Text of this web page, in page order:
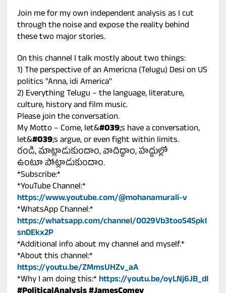
Join me for my own independent analysis as I cut
through the noise and expose the reality behind
these two major stories.
On this channel I talk mostly about two things:
1) The perspective of an Americna (Telugu) Desi on US
politics "Anna, idi America"
2) Everything Telugu – the language, literature,
culture, history and film music.
Please join the conversation.
My Motto – Come, let&#039;s have a conversation,
let&#039;s argue, or even fight within limits.
రండి, మాట్లాడుకుందాం, వాదిద్దాం, హద్దుల్లో
ఉంటూ పోట్లాడుకుందాం.
*Subscribe:*
*YouTube Channel:*
https://www.youtube.com/@mohanamurali-v
*WhatsApp Channel:*
https://whatsapp.com/channel/0029Vb3tooS4SpkI
snDEkx2P
*Additional info about my channel and myself.*
*About this channel:*
https://youtu.be/ZMmsUHZv_aA
*Why I am doing this:* https://youtu.be/oyLNj6JB_dI